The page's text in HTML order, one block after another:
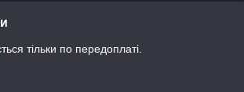
тільки по передоплаті.